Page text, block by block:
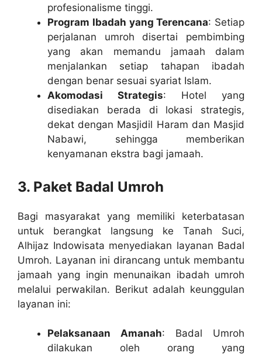
profesionalisme tinggi.
Program Ibadah yang Terencana: Setiap
perjalanan umroh disertai pembimbing
yang akan memandu jamaah dalam
menjalankan setiap tahapan ibadah
dengan benar sesuai syariat Islam.
Akomodasi Strategis: Hotel yang
disediakan berada di lokasi strategis,
dekat dengan Masjidil Haram dan Masjid
Nabawi, sehingga memberikan
kenyamanan ekstra bagi jamaah.
3. Paket Badal Umroh
Bagi masyarakat yang memiliki keterbatasan
untuk berangkat langsung ke Tanah Suci,
Alhijaz Indowisata menyediakan layanan Badal
Umroh. Layanan ini dirancang untuk membantu
jamaah yang ingin menunaikan ibadah umroh
melalui perwakilan. Berikut adalah keunggulan
layanan ini:
Pelaksanaan Amanah: Badal Umroh
dilakukan oleh orang yang